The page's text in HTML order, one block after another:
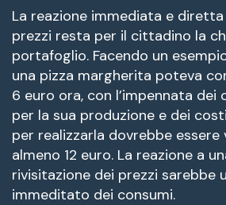
La reazione immediata e diretta
prezzi resta per il cittadino la
portafoglio. Facendo un
una pizza margherita poteva
6 euro ora, con l’impennata
per la sua produzione e dei
per realizzarla dovrebbe essere
almeno 12 euro. La reazione a
rivisitazione dei prezzi sarebbe
immeditato dei consumi.